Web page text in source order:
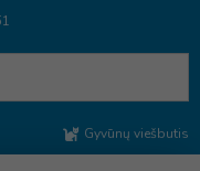
Gyvūnų viešbutis